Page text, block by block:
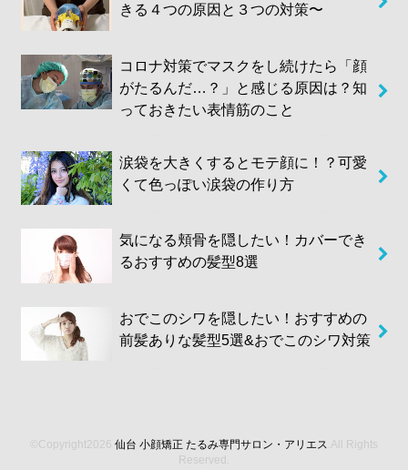
きる４つの原因と３つの対策〜
コロナ対策でマスクをし続けたら「顔
がたるんだ…？」と感じる原因は？知
っておきたい表情筋のこと
涙袋を大きくするとモテ顔に！？可愛
くて色っぽい涙袋の作り方
気になる頬骨を隠したい！カバーでき
るおすすめの髪型8選
おでこのシワを隠したい！おすすめの
前髪ありな髪型5選&おでこのシワ対策
©Copyright2026 仙台 小顔矯正 たるみ専門サロン・アリエス .All Rights
Reserved.